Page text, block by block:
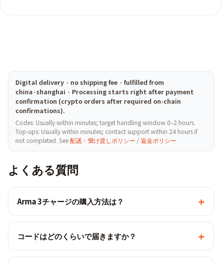
Digital delivery · no shipping fee · fulfilled from
china·shanghai · Processing starts right after payment
confirmation (crypto orders after required on-chain
confirmations).
Codes: Usually within minutes; target handling window 0–2 hours.
Top-ups: Usually within minutes; contact support within 24 hours if
not completed. See配送・受け渡しポリシー /返金ポリシー
よくある質問
Arma 3チャージの購入方法は？ +
コードはどのくらいで届きますか？ +